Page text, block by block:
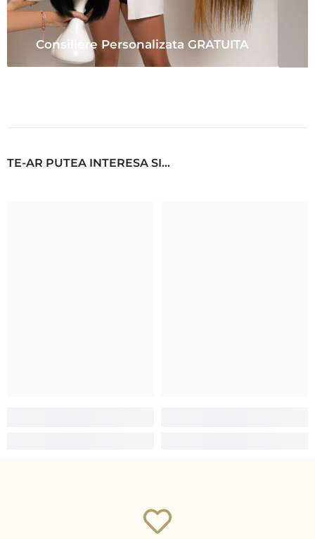
Consiliere Personalizata GRATUITA
TE-AR PUTEA INTERESA SI...